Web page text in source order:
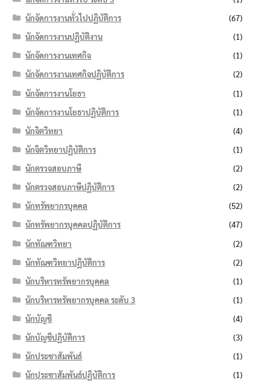
นักจัดการงานทั่วไปปฏิบัติการ
(67)
นักจัดการงานปฏิบัติงาน
(1)
นักจัดการงานเทศกิจ
(1)
นักจัดการงานเทศกิจปฏิบัติการ
(2)
นักจัดการงานโยธา
(1)
นักจัดการงานโยธาปฏิบัติการ
(1)
นักจิตวิทยา
(4)
นักจิตวิทยาปฏิบัติการ
(1)
นักตรวจสอบภาษี
(2)
นักตรวจสอบภาษีปฏิบัติการ
(2)
นักทรัพยากรบุคคล
(52)
นักทรัพยากรบุคคลปฏิบัติการ
(47)
นักทัณฑวิทยา
(2)
นักทัณฑวิทยาปฏิบัติการ
(2)
นักบริหารทรัพยากรบุคคล
(1)
นักบริหารทรัพยากรบุคคล ระดับ 3
(1)
นักบัญชี
(4)
นักบัญชีปฏิบัติการ
(3)
นักประชาสัมพันธ์
(1)
นักประชาสัมพันธ์ปฏิบัติการ
(1)